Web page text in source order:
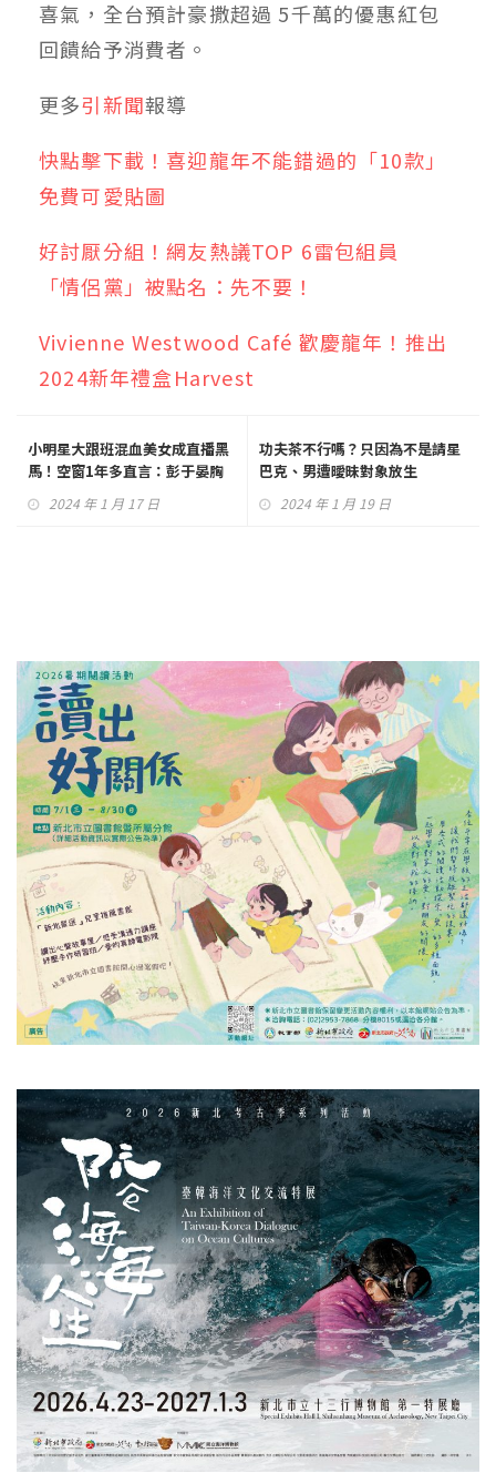
喜氣，全台預計豪撒超過 5千萬的優惠紅包
回饋給予消費者。
更多引新聞報導
快點擊下載！喜迎龍年不能錯過的「10款」
免費可愛貼圖
好討厭分組！網友熱議TOP 6雷包組員
「情侶黨」被點名：先不要！
Vivienne Westwood Café 歡慶龍年！推出
2024新年禮盒Harvest
小明星大跟班混血美女成直播黑
馬！空窗1年多直言：彭于晏胸
2024 年 1 月 17 日
功夫茶不行嗎？只因為不是請星
巴克、男遭曖昧對象放生
2024 年 1 月 19 日